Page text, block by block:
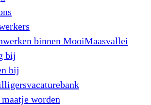
binnen MooiMaasvallei
bij
bij
worden